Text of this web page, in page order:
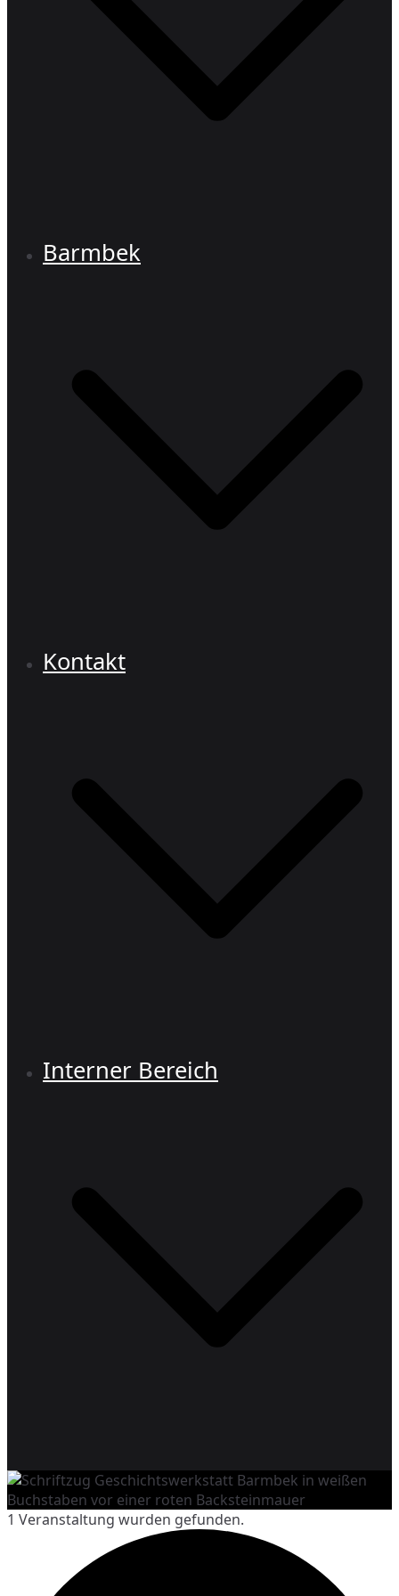
Barmbek
Kontakt
Interner Bereich
Geschichtswerkstatt Barmbek
Geschichte lebendig erleben
1 Veranstaltung wurden gefunden.